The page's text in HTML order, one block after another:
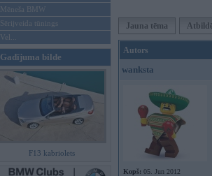
Mēneša BMW
Sērijveida tūnings
Vel...
Gadījuma bilde
F13 kabriolets
Jauna tēma
Autors
wanksta
Kopš: 05. Jun 2012